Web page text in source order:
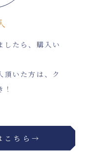
したら、購入い
頂いた方は、ク
こちら→